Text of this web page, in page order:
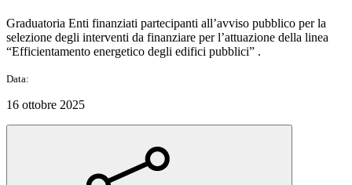
Graduatoria Enti finanziati partecipanti all’avviso pubblico per la
selezione degli interventi da finanziare per l’attuazione della linea
“Efficientamento energetico degli edifici pubblici” .
Data:
16 ottobre 2025